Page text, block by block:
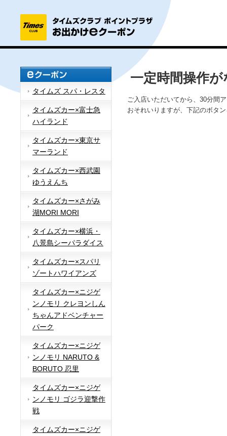
タイムズ スパ・レスタ
タイムズカー×富士急
ハイランド
タイムズカー×東京サ
マーランド
タイムズカー×西武園
ゆうえんち
タイムズカー×さがみ
湖MORI MORI
タイムズカー×横浜・
八景島シーパラダイス
タイムズカー×スパリ
ゾートハワイアンズ
タイムズカー×ニジゲ
ンノモリ クレヨンしん
ちゃんアドベンチャー
パーク
タイムズカー×ニジゲ
ンノモリ NARUTO &
BORUTO 忍里
タイムズカー×ニジゲ
ンノモリ ゴジラ迎撃作
戦
タイムズカー×ニジゲ
一定時間操作
ご入店いただいてから、30分間
おそれいりますが、下記のボタ